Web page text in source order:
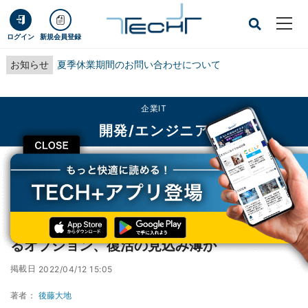
ログイン 新規会員登録
お知らせ 夏季休業期間のお問い合わせについて
CLOSE
企業IT
開発/エンジニア
TECH+ 企業IT
開発/エンジニア
Windows 11で消えたタスクバーの位置変更するオプション、復活の見込み薄か
Windows 11で消えたタスクバーの位置変更す
るオプション、復活の見込み薄か
掲載日 2022/04/12 15:05
著者： 後藤大地